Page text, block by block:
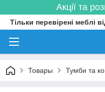
Акції та
Тільки перевірені меблі
Товары Тумби та